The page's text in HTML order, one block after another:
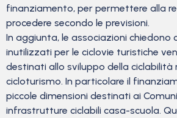
finanziamento, per permettere alla
procedere secondo le previsioni.
In aggiunta, le associazioni chiedono
inutilizzati per le ciclovie turistiche
destinati allo sviluppo della ciclabilità
cicloturismo. In particolare il
piccole dimensioni destinati ai
infrastrutture ciclabili casa-scuola.